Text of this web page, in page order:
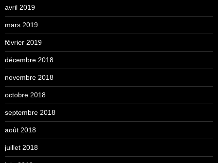
avril 2019
mars 2019
février 2019
décembre 2018
novembre 2018
octobre 2018
septembre 2018
août 2018
juillet 2018